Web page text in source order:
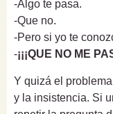
-Algo te pasa.
-Que no.
-Pero si yo te
-¡¡¡QUE NO ME
Y quizá el
y la insistencia. Si